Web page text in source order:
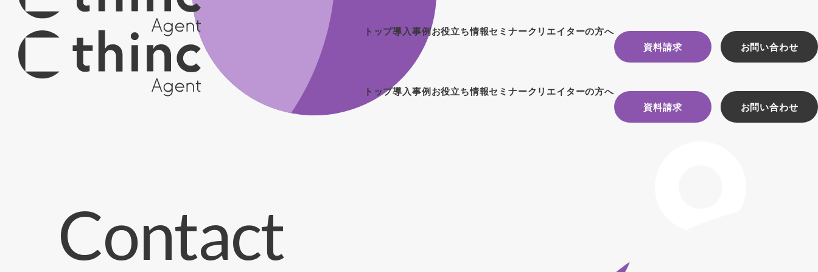
トップ導入事例 お役立ち情報セミナークリエイターの方へ
資料請求
お問い合わせ
Contact
トップ導入事例お役立ち情報セミナークリエイターの方へ
資料請求
お問い合わせ